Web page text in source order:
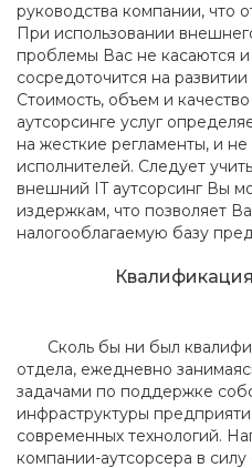
руководства компании, что
При использовании
проблемы Вас не касаются
сосредоточится на
Стоимость, объем и
аутсорсингe услуг
на жесткие регламенты, и
исполнителей. Следует
внешний IT аутсорсинг Вы
издержкам, что позволяет
налогооблагаемую базу
Сколь бы ни был
отдела, ежедневно
задачами по поддержке
инфраструктуры
современных технологий.
компании-аутсорсера в